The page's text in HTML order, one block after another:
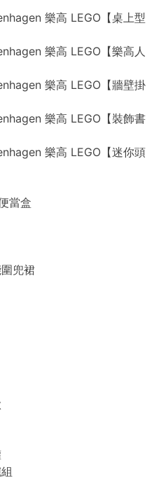
樂高 LEGO【桌上型
樂高 LEGO【樂高人
樂高 LEGO【牆壁掛
樂高 LEGO【裝飾書
樂高 LEGO【迷你頭
當盒
兜裙